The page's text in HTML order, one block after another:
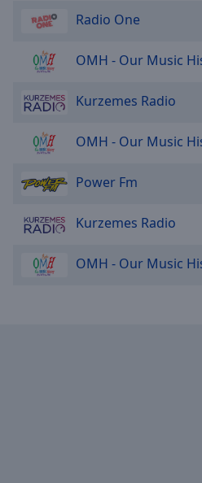
Radio One
OMH - Our Music
Kurzemes Radio
OMH - Our Music
Power Fm
Kurzemes Radio
OMH - Our Music